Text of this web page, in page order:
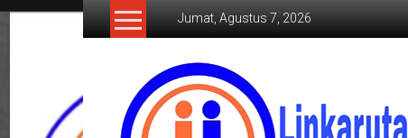
Lompat
Jumat, Agustus 7, 2026
LINKARUTAMA.COM
Mitra
Bisnis